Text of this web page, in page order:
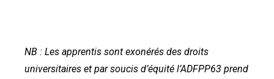
NB : Les apprentis sont exonérés des droits
universitaires et par soucis d’équité l’ADFPP63 prend